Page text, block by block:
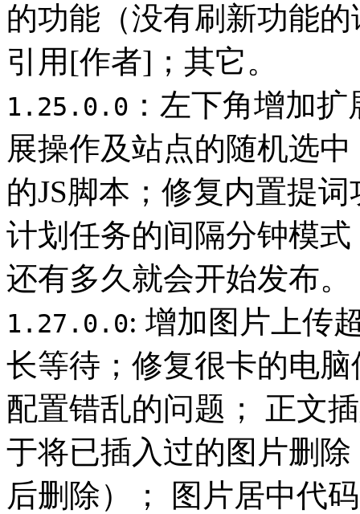
的功能（没有刷新功能
引用[作者]；其它。
1.25.0.0 ：左下角增加
展操作及站点的随机选
的JS脚本；修复内置提
计划任务的间隔分钟模
还有多久就会开始发布。
1.27.0.0: 增加图片上传
长等待；修复很卡的电
配置错乱的问题； 正文
于将已插入过的图片删
后删除）； 图片居中代